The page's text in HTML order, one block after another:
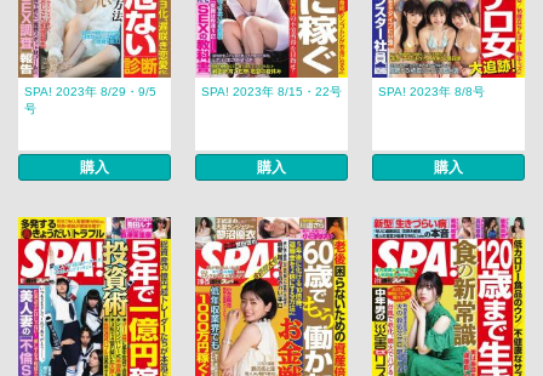
SPA! 2023年 8/29・9/5
号
購入
SPA! 2023年 8/15・22号
購入
SPA! 2023年 8/8号
購入